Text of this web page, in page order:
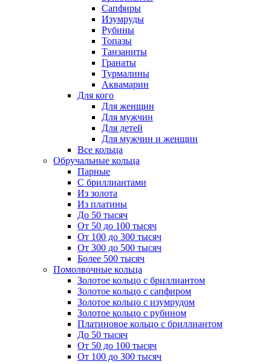
Сапфиры
Изумруды
Рубины
Топазы
Танзаниты
Гранаты
Турмалины
Аквамарин
Для кого
Для женщин
Для мужчин
Для детей
Для мужчин и женщин
Все кольца
Обручальные кольца
Парные
С бриллиантами
Из золота
Из платины
До 50 тысяч
От 50 до 100 тысяч
От 100 до 300 тысяч
От 300 до 500 тысяч
Более 500 тысяч
Помолвочные кольца
Золотое кольцо с бриллиантом
Золотое кольцо с сапфиром
Золотое кольцо с изумрудом
Золотое кольцо с рубином
Платиновое кольцо с бриллиантом
До 50 тысяч
От 50 до 100 тысяч
От 100 до 300 тысяч